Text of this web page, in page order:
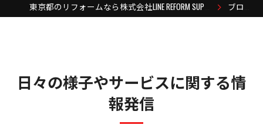
ブログ
日々の様子やサービスに関する情
報発信